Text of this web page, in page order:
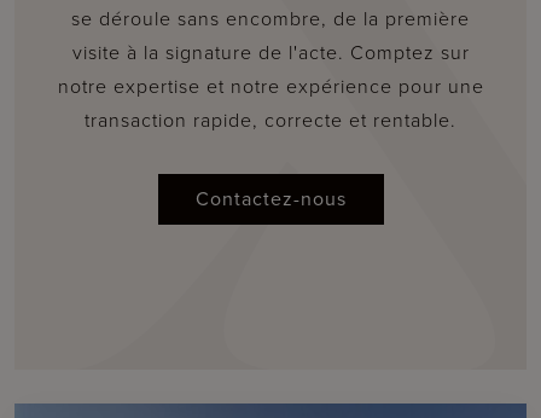
se déroule sans encombre, de la première
visite à la signature de l'acte. Comptez sur
notre expertise et notre expérience pour une
transaction rapide, correcte et rentable.
Contactez-nous